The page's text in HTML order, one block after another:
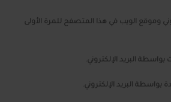
وموقع الويب في هذا المتصفح للمرة الأولى
بواسطة البريد الإلكتروني.
بواسطة البريد الإلكتروني.